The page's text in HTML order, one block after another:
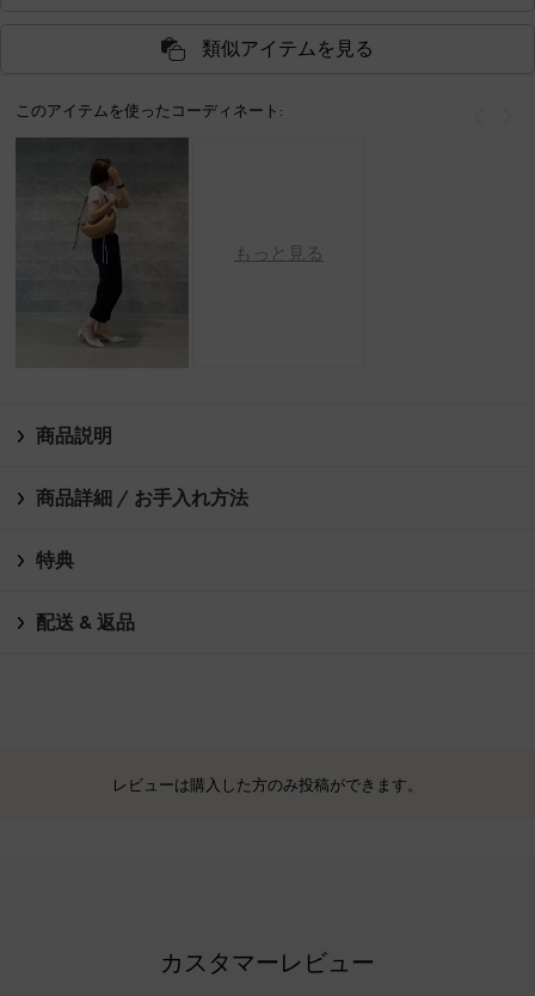
類似アイテムを見る
このアイテムを使ったコーディネート:
もっと見る
商品説明
商品詳細 / お手入れ方法
特典
配送 & 返品
レビューは購入した方のみ投稿ができます。
カスタマーレビュー